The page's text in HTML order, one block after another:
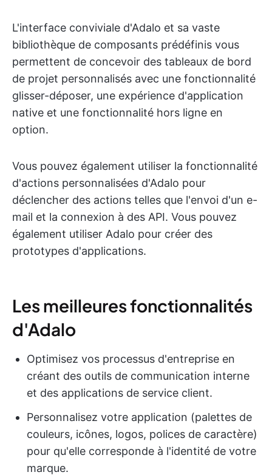
L'interface conviviale d'Adalo et sa vaste
bibliothèque de composants prédéfinis vous
permettent de concevoir des tableaux de bord
de projet personnalisés avec une fonctionnalité
glisser-déposer, une expérience d'application
native et une fonctionnalité hors ligne en
option.
Vous pouvez également utiliser la fonctionnalité
d'actions personnalisées d'Adalo pour
déclencher des actions telles que l'envoi d'un e-
mail et la connexion à des API. Vous pouvez
également utiliser Adalo pour créer des
prototypes d'applications.
Les meilleures fonctionnalités
d'Adalo
Optimisez vos processus d'entreprise en
créant des outils de communication interne
et des applications de service client.
Personnalisez votre application (palettes de
couleurs, icônes, logos, polices de caractère)
pour qu'elle corresponde à l'identité de votre
marque.